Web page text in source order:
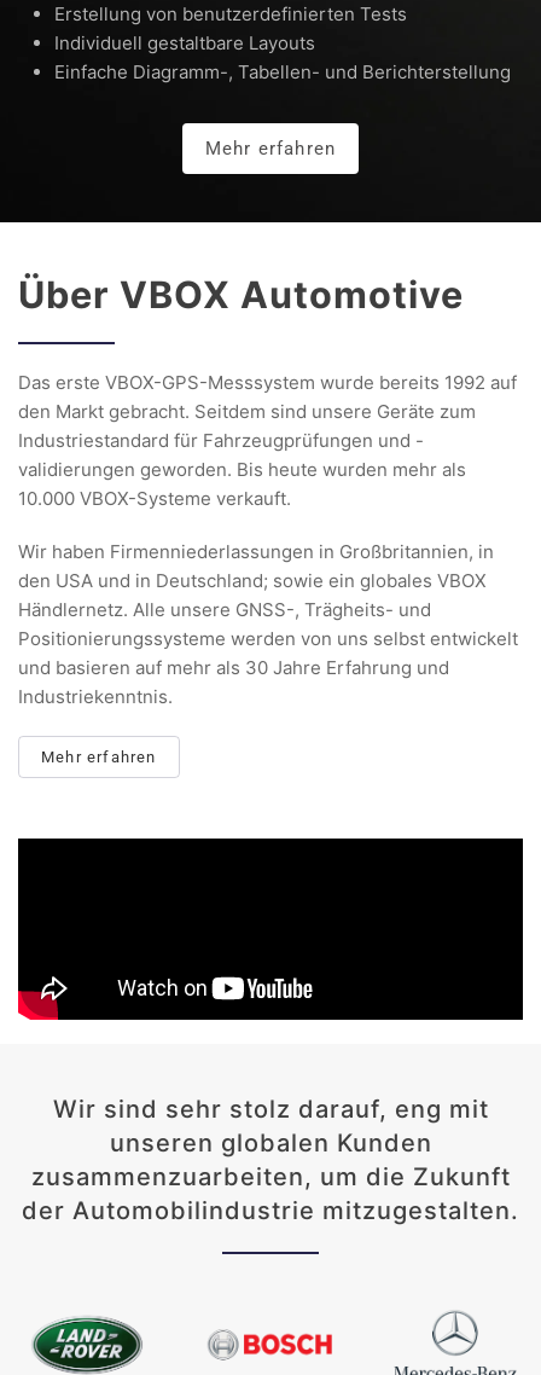
Erstellung von benutzerdefinierten Tests
Individuell gestaltbare Layouts
Einfache Diagramm-, Tabellen- und Berichterstellung
Mehr erfahren
Über VBOX Automotive
Das erste VBOX-GPS-Messsystem wurde bereits 1992 auf
den Markt gebracht. Seitdem sind unsere Geräte zum
Industriestandard für Fahrzeugprüfungen und -
validierungen geworden. Bis heute wurden mehr als
10.000 VBOX-Systeme verkauft.
Wir haben Firmenniederlassungen in Großbritannien, in
den USA und in Deutschland; sowie ein globales VBOX
Händlernetz. Alle unsere GNSS-, Trägheits- und
Positionierungssysteme werden von uns selbst entwickelt
und basieren auf mehr als 30 Jahre Erfahrung und
Industriekenntnis.
Mehr erfahren
Wir sind sehr stolz darauf, eng mit
unseren globalen Kunden
zusammenzuarbeiten, um die Zukunft
der Automobilindustrie mitzugestalten.